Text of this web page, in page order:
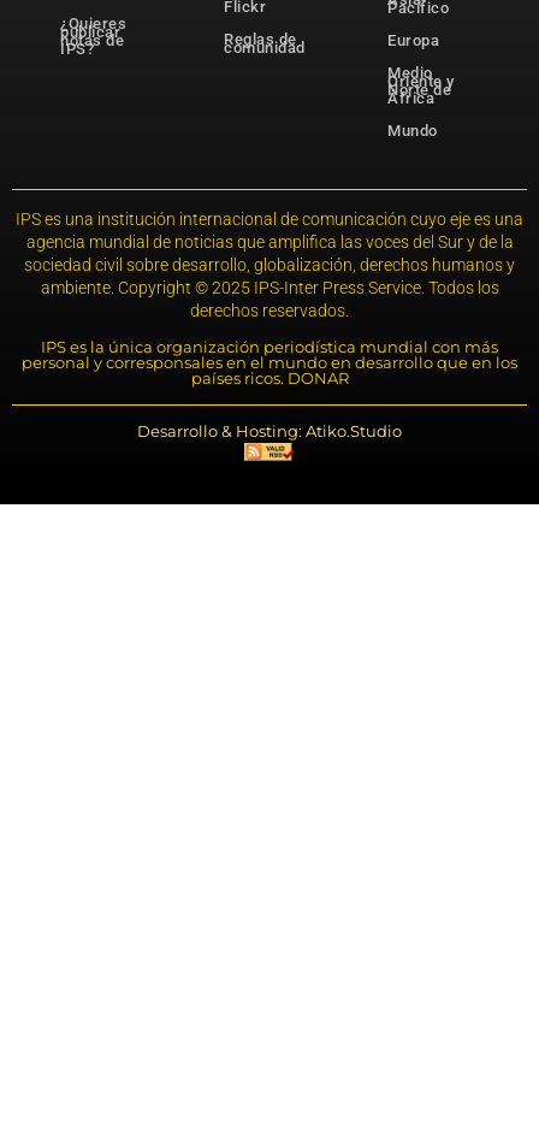
¿Quieres
publicar
notas de
IPS?
Flickr
Reglas de
comunidad
Pacífico
Europa
Medio
Oriente y
Norte de
África
Mundo
IPS es una institución internacional de comunicación cuyo eje es una
agencia mundial de noticias que amplifica las voces del Sur y de la
sociedad civil sobre desarrollo, globalización, derechos humanos y
ambiente. Copyright © 2025 IPS-Inter Press Service. Todos los
derechos reservados.
IPS es la única organización periodística mundial con más
personal y corresponsales en el mundo en desarrollo que en los
países ricos. DONAR
Desarrollo & Hosting: Atiko.Studio